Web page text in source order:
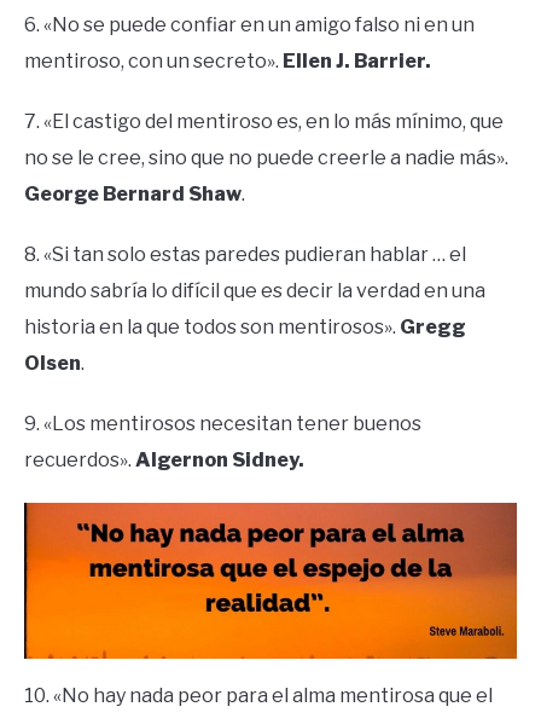
6. «No se puede confiar en un amigo falso ni en un
mentiroso, con un secreto». Ellen J. Barrier.
7. «El castigo del mentiroso es, en lo más mínimo, que
no se le cree, sino que no puede creerle a nadie más».
George Bernard Shaw.
8. «Si tan solo estas paredes pudieran hablar … el
mundo sabría lo difícil que es decir la verdad en una
historia en la que todos son mentirosos». Gregg
Olsen.
9. «Los mentirosos necesitan tener buenos
recuerdos». Algernon Sidney.
10. «No hay nada peor para el alma mentirosa que el